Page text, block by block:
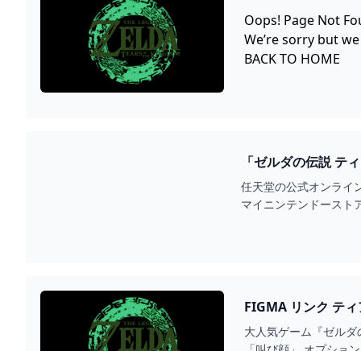
Oops! Page Not
We’re sorry but
BACK TO HOME
「ゼルダの伝説 ティア
ンテンドーストア）
任天堂の公式オンライ
マイニンテンドースト
FIGMA リンク テ
大人気ゲーム『ゼル